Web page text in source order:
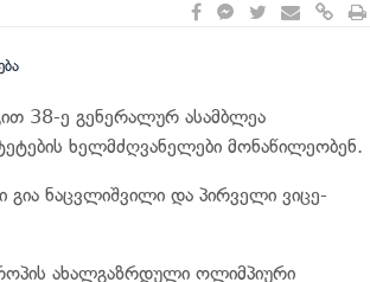
38-ე გენერალურ ასამბლეა
ხელმძღვანელები მონაწილეობენ.
გია ნაცვლიშვილი და პირველი ვიცე-
ახალგაზრდული ოლიმპიური